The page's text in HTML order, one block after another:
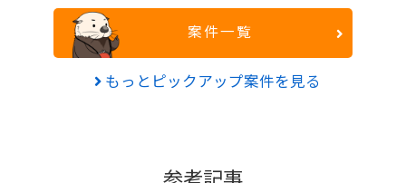
案件一覧
もっとピックアップ案件を見る